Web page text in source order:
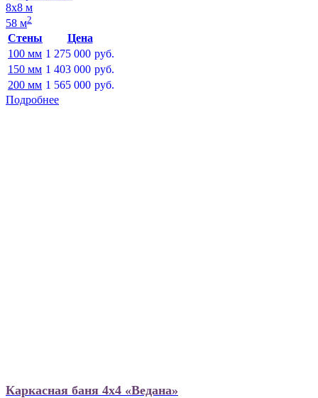
8х8 м
58 м2
Стены
Цена
100 мм 1 275 000 руб.
150 мм 1 403 000 руб.
200 мм 1 565 000 руб.
Подробнее
Каркасная баня 4х4 «Ведана»